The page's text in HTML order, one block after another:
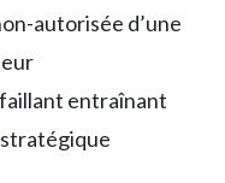
autorisée d’une
entraînant